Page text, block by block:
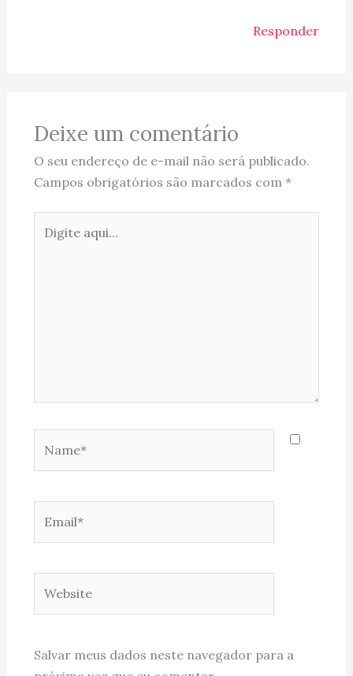
Responder
Deixe um comentário
O seu endereço de e-mail não será publicado.
Campos obrigatórios são marcados com *
aqui...
Salvar meus dados neste navegador para a